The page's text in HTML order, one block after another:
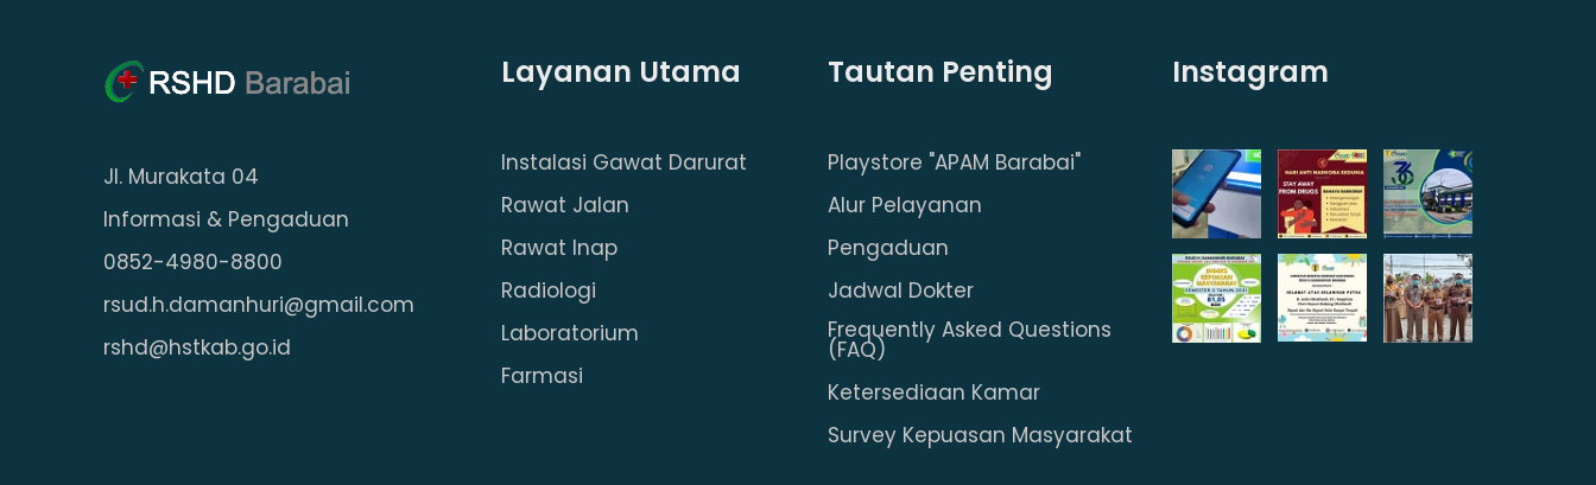
Jl. Murakata 04
Informasi & Pengaduan
0852-4980-8800
rsud.h.damanhuri@gmail.com
rshd@hstkab.go.id
Layanan Utama
Instalasi Gawat Darurat
Rawat Jalan
Rawat Inap
Radiologi
Laboratorium
Farmasi
Tautan Penting
Playstore "APAM Barabai"
Alur Pelayanan
Pengaduan
Jadwal Dokter
Frequently Asked Questions
(FAQ)
Ketersediaan Kamar
Survey Kepuasan Masyarakat
Instagram